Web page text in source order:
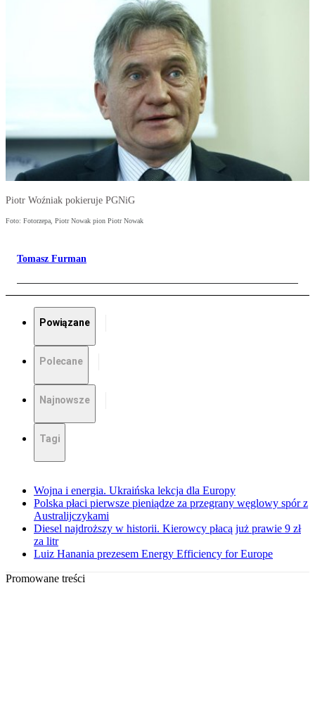
Piotr Woźniak pokieruje PGNiG
Foto: Fotorzepa, Piotr Nowak pion Piotr Nowak
Tomasz Furman
Powiązane
Polecane
Najnowsze
Tagi
Wojna i energia. Ukraińska lekcja dla Europy
Polska płaci pierwsze pieniądze za przegrany węglowy spór z
Australijczykami
Diesel najdroższy w historii. Kierowcy płacą już prawie 9 zł
za litr
Luiz Hanania prezesem Energy Efficiency for Europe
Promowane treści